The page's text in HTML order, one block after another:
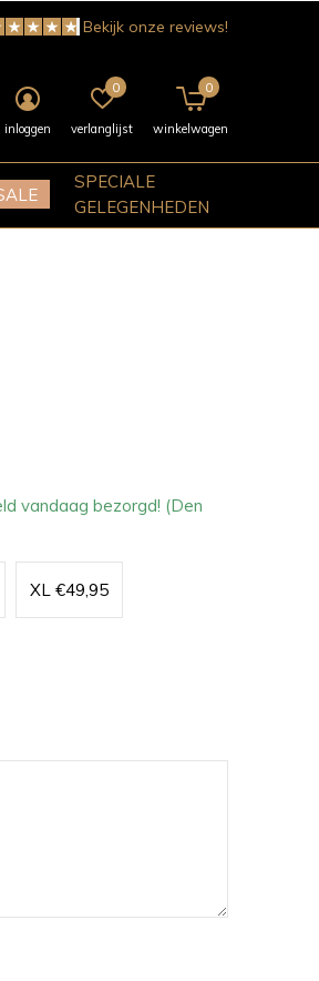
SPECIALE
GELEGENHEDEN
inloggen verlanglijst
0
winkelwagen
0
Bekijk onze reviews!
vandaag bezorgd! (Den
XL €49,95